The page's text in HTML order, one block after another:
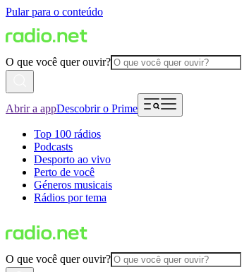
Pular para o conteúdo
O que você quer ouvir?
Abrir a appDescobrir o Prime
Top 100 rádios
Podcasts
Desporto ao vivo
Perto de você
Géneros musicais
Rádios por tema
O que você quer ouvir?